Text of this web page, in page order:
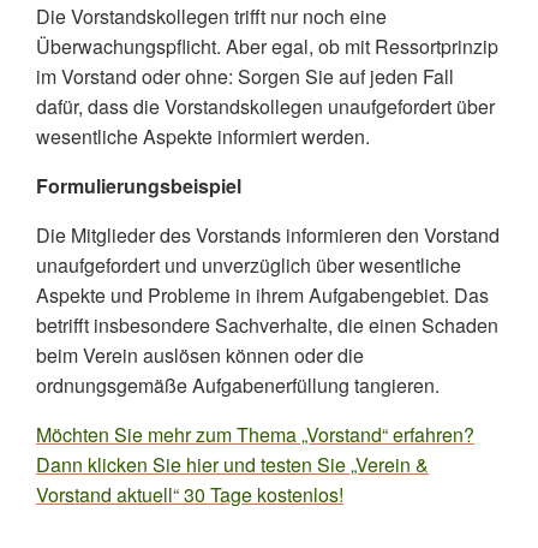
Die Vorstandskollegen trifft nur noch eine
Überwachungspflicht. Aber egal, ob mit Ressortprinzip
im Vorstand oder ohne: Sorgen Sie auf jeden Fall
dafür, dass die Vorstandskollegen unaufgefordert über
wesentliche Aspekte informiert werden.
Formulierungsbeispiel
Die Mitglieder des Vorstands informieren den Vorstand
unaufgefordert und unverzüglich über wesentliche
Aspekte und Probleme in ihrem Aufgabengebiet. Das
betrifft insbesondere Sachverhalte, die einen Schaden
beim Verein auslösen können oder die
ordnungsgemäße Aufgabenerfüllung tangieren.
Möchten Sie mehr zum Thema „Vorstand“ erfahren?
Dann klicken Sie hier und testen Sie „Verein &
Vorstand aktuell“ 30 Tage kostenlos!